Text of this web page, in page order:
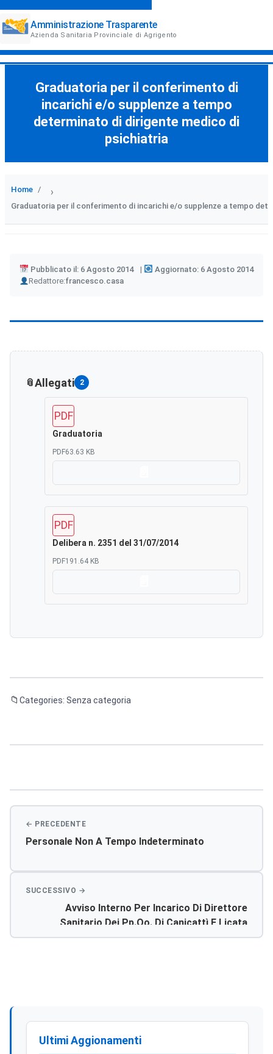
Amministrazione Trasparente
Azienda Sanitaria Provinciale di Agrigento
Graduatoria per il conferimento di
incarichi e/o supplenze a tempo
determinato di dirigente medico di
psichiatria
Home ›
Graduatoria per il conferimento di incarichi e/o supplenze a tempo
Pubblicato il: 6 Agosto 2014
Aggiornato: 6 Agosto 2014
Redattore:
Author francesco.casa
Allegati 2
PDF
Graduatoria
PDF63.63 KB
PDF
Delibera n. 2351 del 31/07/2014
PDF191.64 KB
Categories: Senza categoria
Personale Non A Tempo Indeterminato
Avviso Interno Per Incarico Di Direttore
Sanitario Dei Pp.oo. Di Canicattì E Licata
Ultimi Aggionamenti